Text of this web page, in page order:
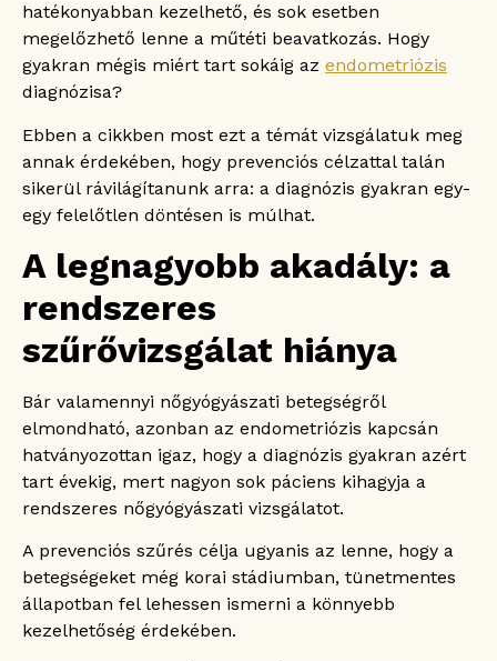
hatékonyabban kezelhető, és sok esetben
megelőzhető lenne a műtéti beavatkozás. Hogy
gyakran mégis miért tart sokáig az endometriózis
diagnózisa?
Ebben a cikkben most ezt a témát vizsgálatuk meg
annak érdekében, hogy prevenciós célzattal talán
sikerül rávilágítanunk arra: a diagnózis gyakran egy-
egy felelőtlen döntésen is múlhat.
A legnagyobb akadály: a
rendszeres
szűrővizsgálat hiánya
Bár valamennyi nőgyógyászati betegségről
elmondható, azonban az endometriózis kapcsán
hatványozottan igaz, hogy a diagnózis gyakran azért
tart évekig, mert nagyon sok páciens kihagyja a
rendszeres nőgyógyászati vizsgálatot.
A prevenciós szűrés célja ugyanis az lenne, hogy a
betegségeket még korai stádiumban, tünetmentes
állapotban fel lehessen ismerni a könnyebb
kezelhetőség érdekében.